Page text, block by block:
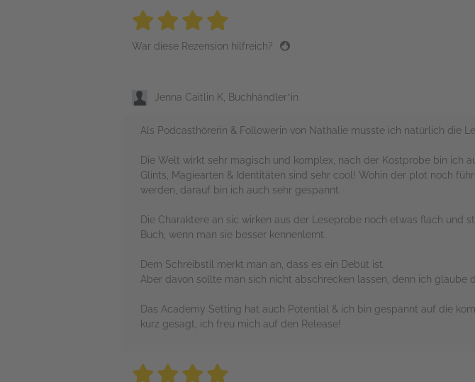
4 stars
4 stars
4 stars
War diese Rezension hilfreich?
Jenna Caitlin K, Buchhändler*in
Als Podcasthörerin & Followerin von Nathalie musste ich natürlich die
Die Welt wirkt sehr magisch und komplex, nach der Kostprobe bin ich
Glints, Magiearten & Identitäten sind sehr cool! Wohin der plot noch
werden, darauf bin ich auch sehr gespannt.
Die Charaktere an sic wirken aus der Leseprobe noch etwas flach und
Buch, wenn man sie besser kennenlernt.
Dem Schreibstil merkt man an, dass es ein Debüt ist.
Aber davon sollte man sich nicht abschrecken lassen, denn ich glaube
Das Academy Setting hat auch Potential & ich bin gespannt auf die
kurz gesagt, ich freu mich auf den Release!
4 stars
4 stars
4 stars